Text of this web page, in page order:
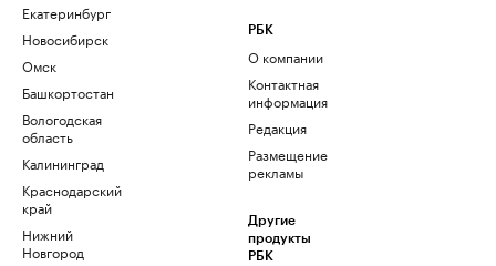
Екатеринбург
Новосибирск
Омск
Башкортостан
Вологодская
область
Калининград
Краснодарский
край
Нижний
Новгород
РБК
О компании
Контактная
информация
Редакция
Размещение
рекламы
Другие
продукты
РБК